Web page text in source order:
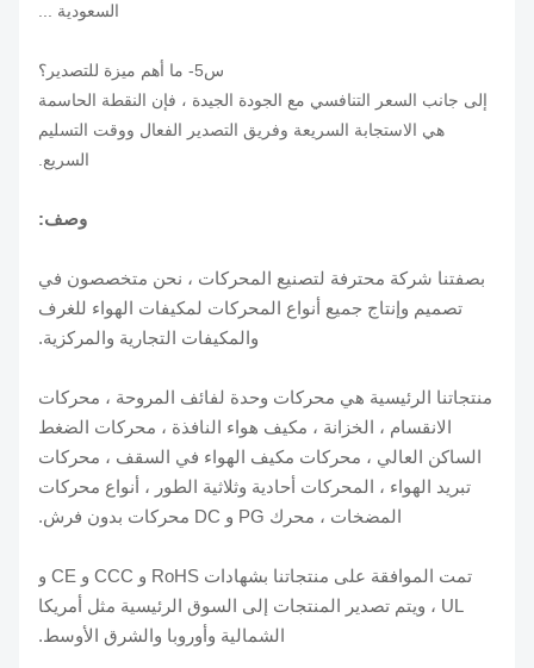
السعودية ...
إلى جانب السعر التنافسي مع الجودة الجيدة ، فإن النقطة الحاسمة
هي الاستجابة السريعة وفريق التصدير الفعال ووقت التسليم
السريع.
وصف:
بصفتنا شركة محترفة لتصنيع المحركات ، نحن متخصصون في
تصميم وإنتاج جميع أنواع المحركات لمكيفات الهواء للغرف
والمكيفات التجارية والمركزية.
منتجاتنا الرئيسية هي محركات وحدة لفائف المروحة ، محركات
الانقسام ، الخزانة ، مكيف هواء النافذة ، محركات الضغط
الساكن العالي ، محركات مكيف الهواء في السقف ، محركات
تبريد الهواء ، المحركات أحادية وثلاثية الطور ، أنواع محركات
المضخات ، محرك PG و DC محركات بدون فرش.
تمت الموافقة على منتجاتنا بشهادات RoHS و CCC و CE و
UL ، ويتم تصدير المنتجات إلى السوق الرئيسية مثل أمريكا
الشمالية وأوروبا والشرق الأوسط.